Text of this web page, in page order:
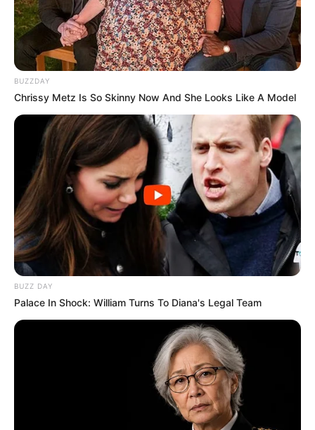
BUZZDAY
Chrissy Metz Is So Skinny Now And She Looks Like A Model
BUZZ DAY
Palace In Shock: William Turns To Diana's Legal Team